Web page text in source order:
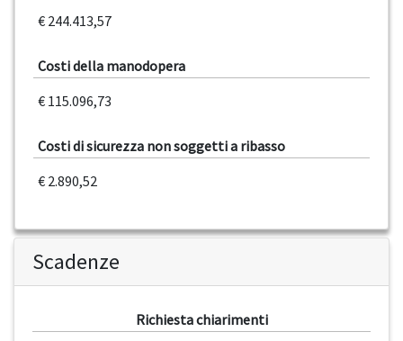
€ 244.413,57
Costi della manodopera
€ 115.096,73
Costi di sicurezza non soggetti a ribasso
€ 2.890,52
Scadenze
Richiesta chiarimenti